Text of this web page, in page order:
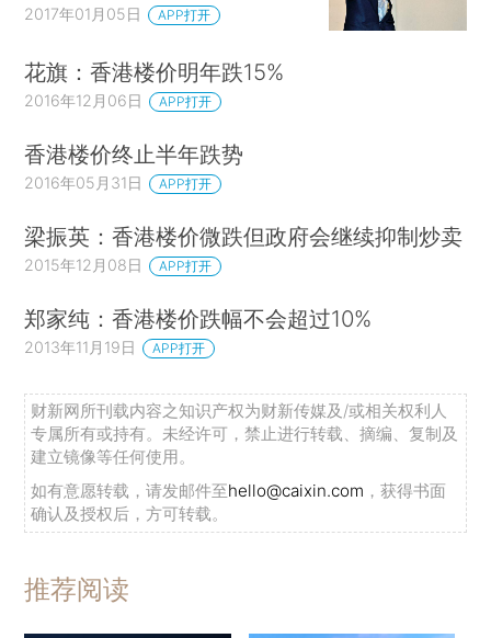
2017年01月05日 APP打开
花旗：香港楼价明年跌15%
2016年12月06日 APP打开
香港楼价终止半年跌势
2016年05月31日 APP打开
梁振英：香港楼价微跌但政府会继续抑制炒卖
2015年12月08日 APP打开
郑家纯：香港楼价跌幅不会超过10%
2013年11月19日 APP打开
财新网所刊载内容之知识产权为财新传媒及/或相关权利人
专属所有或持有。未经许可，禁止进行转载、摘编、复制及
建立镜像等任何使用。
如有意愿转载，请发邮件至hello@caixin.com ，获得书面
确认及授权后，方可转载。
推荐阅读